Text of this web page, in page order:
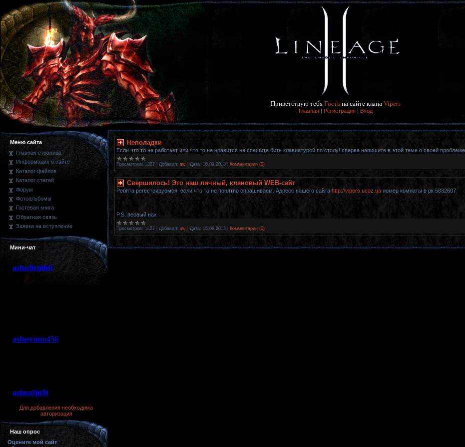
Приветствую тебя Гость на сайте клана Vipers
Главная | Регистрация | Вход
Меню сайта
Главная страница
Информация о сайте
Каталог файлов
Каталог статей
Форум
Фотоальбомы
Гостевая книга
Обратная связь
Заявка на вступление
Мини-чат
Для добавления необходима
авторизация
Наш опрос
Оцените мой сайт
Неполадки
Если что то не работает или что то не нравится не спешите бить клавиатурой по столу! сперва напишите в этой теме о своей
Просмотров: 1327 Добавил: sw Дата: 16.09.2013 Комментарии (0)
Свершилось! Это наш личный, клановый WEB-сайт
Ребята регестрируемся, если что то не понятно спрашиваем. Адресс нашего сайта http://vipers.ucoz.ua номер комнаты в рк 5832607
P.S. первый нах
Просмотров: 1427 Добавил: sw Дата: 15.09.2013 Комментарии (0)